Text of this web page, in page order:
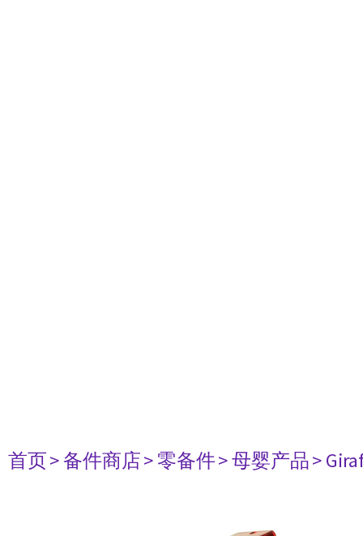
首页> 备件商店> 零备件> 母婴产品>